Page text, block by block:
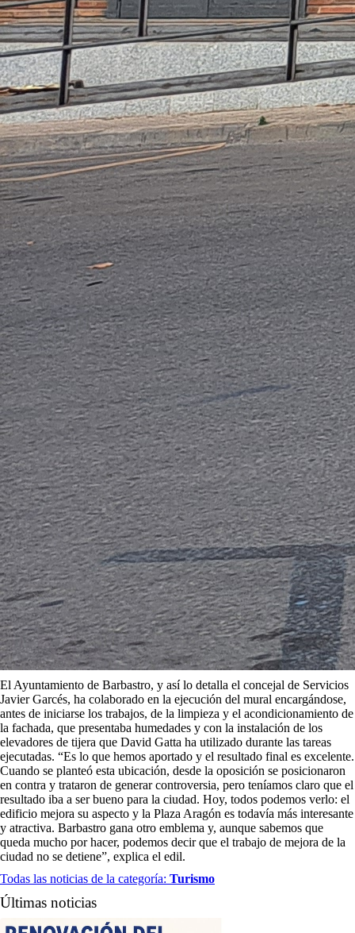
El Ayuntamiento de Barbastro, y así lo detalla el concejal de Servicios
Javier Garcés, ha colaborado en la ejecución del mural encargándose,
antes de iniciarse los trabajos, de la limpieza y el acondicionamiento de
la fachada, que presentaba humedades y con la instalación de los
elevadores de tijera que David Gatta ha utilizado durante las tareas
ejecutadas. “Es lo que hemos aportado y el resultado final es excelente.
Cuando se planteó esta ubicación, desde la oposición se posicionaron
en contra y trataron de generar controversia, pero teníamos claro que el
resultado iba a ser bueno para la ciudad. Hoy, todos podemos verlo: el
edificio mejora su aspecto y la Plaza Aragón es todavía más interesante
y atractiva. Barbastro gana otro emblema y, aunque sabemos que
queda mucho por hacer, podemos decir que el trabajo de mejora de la
ciudad no se detiene”, explica el edil.
Todas las noticias de la categoría: Turismo
Últimas noticias